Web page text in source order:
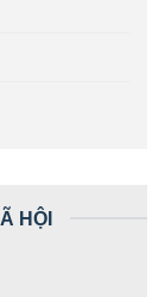
HỘI